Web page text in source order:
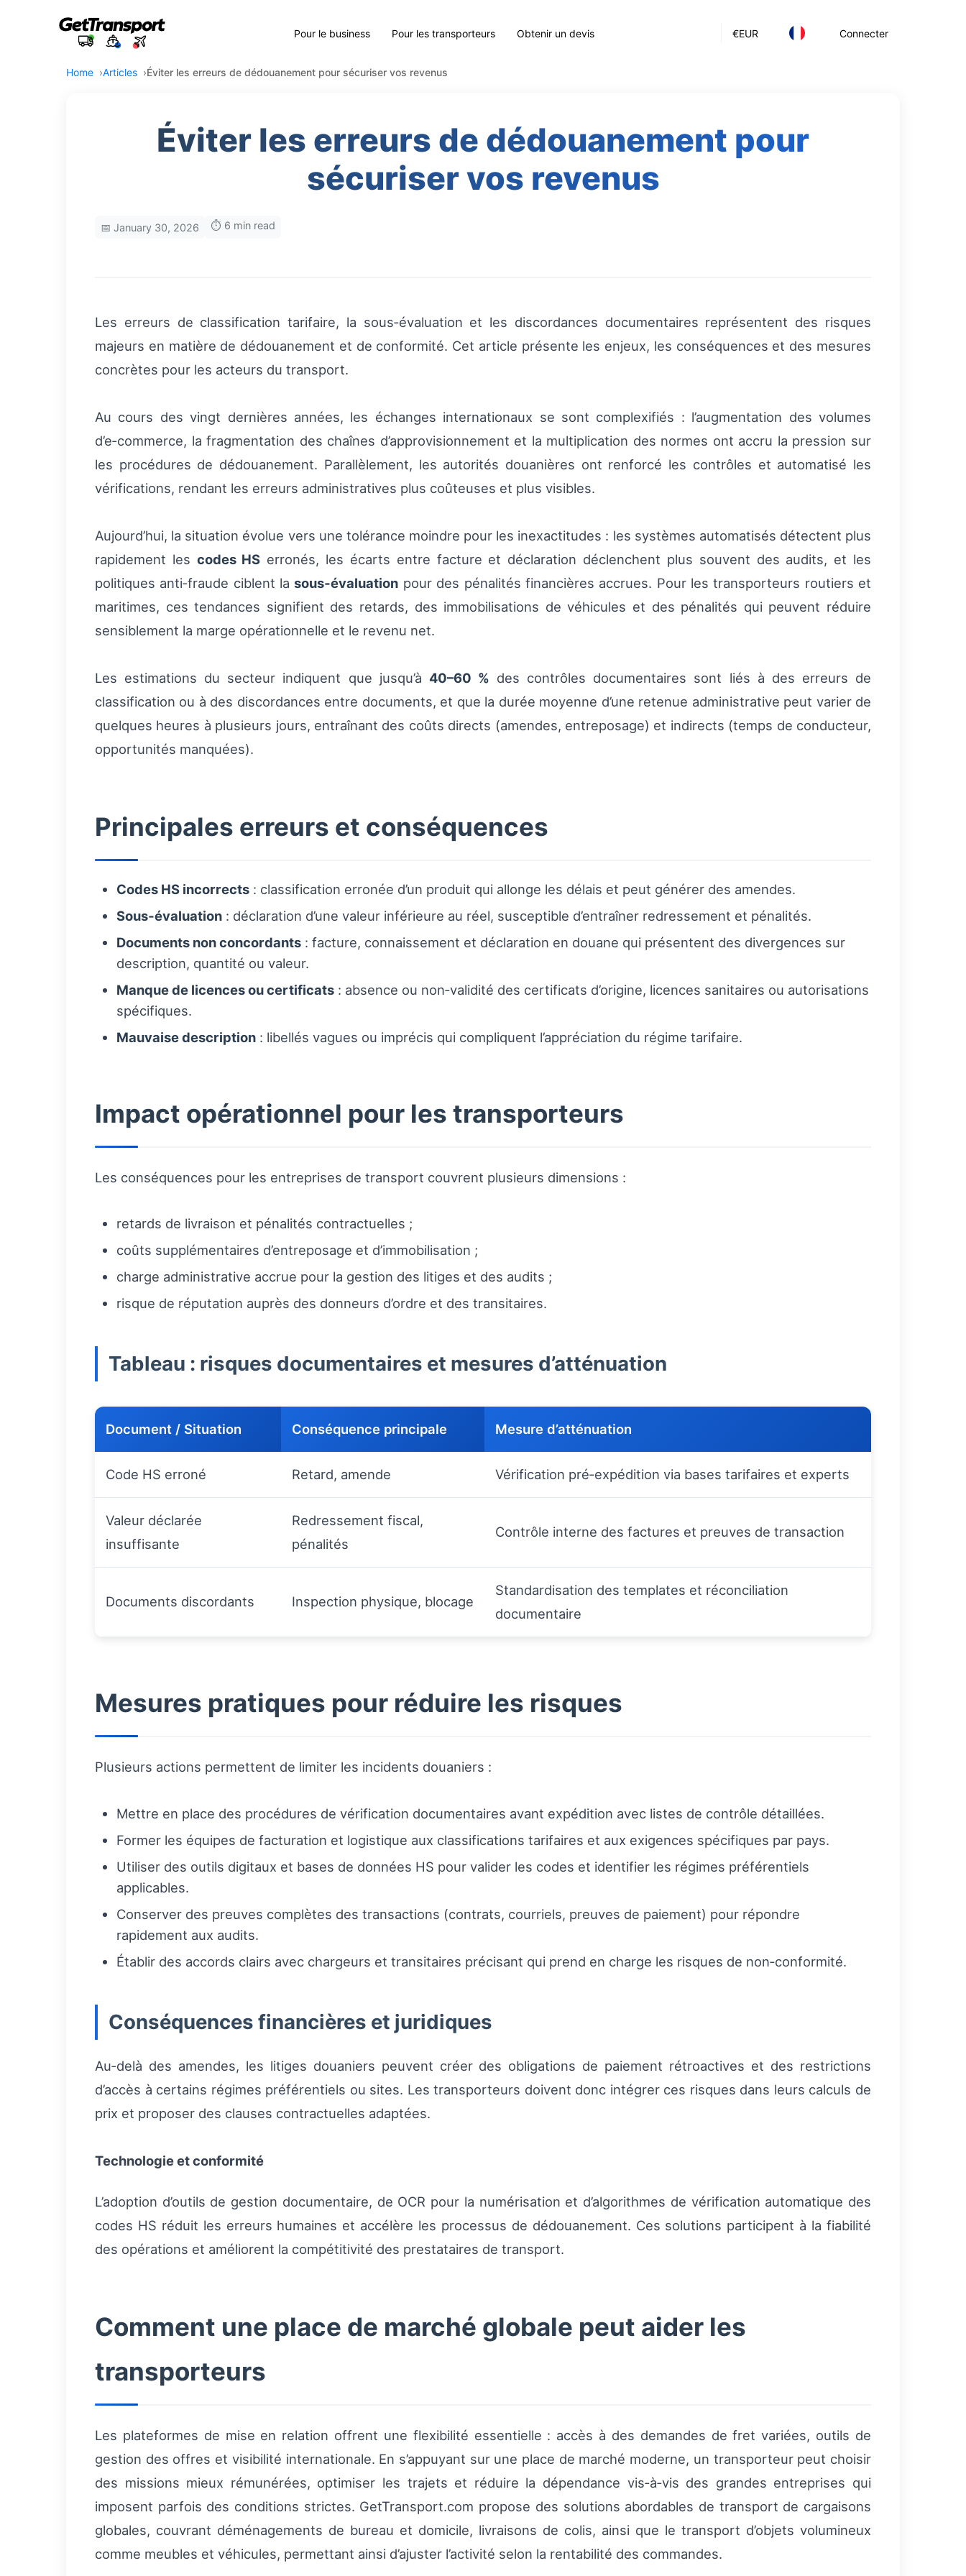
€EUR Connecter
Pour le business Pour les transporteurs Obtenir un devis
Home Articles Éviter les erreurs de dédouanement pour sécuriser vos revenus
Éviter les erreurs de dédouanement pour
sécuriser vos revenus
📅 January 30, 2026 ⏱️ 6 min read
Les erreurs de classification tarifaire, la sous‑évaluation et les discordances documentaires représentent des risques
majeurs en matière de dédouanement et de conformité. Cet article présente les enjeux, les conséquences et des mesures
concrètes pour les acteurs du transport.
Au cours des vingt dernières années, les échanges internationaux se sont complexifiés : l’augmentation des volumes
d’e‑commerce, la fragmentation des chaînes d’approvisionnement et la multiplication des normes ont accru la pression sur
les procédures de dédouanement. Parallèlement, les autorités douanières ont renforcé les contrôles et automatisé les
vérifications, rendant les erreurs administratives plus coûteuses et plus visibles.
Aujourd’hui, la situation évolue vers une tolérance moindre pour les inexactitudes : les systèmes automatisés détectent plus
rapidement les codes HS erronés, les écarts entre facture et déclaration déclenchent plus souvent des audits, et les
politiques anti‑fraude ciblent lasous‑évaluation pour des pénalités financières accrues. Pour les transporteurs routiers et
maritimes, ces tendances signifient des retards, des immobilisations de véhicules et des pénalités qui peuvent réduire
sensiblement la marge opérationnelle et le revenu net.
Les estimations du secteur indiquent que jusqu’à 40–60 % des contrôles documentaires sont liés à des erreurs de
classification ou à des discordances entre documents, et que la durée moyenne d’une retenue administrative peut varier de
quelques heures à plusieurs jours, entraînant des coûts directs (amendes, entreposage) et indirects (temps de conducteur,
opportunités manquées).
Principales erreurs et conséquences
Codes HS incorrects : classification erronée d’un produit qui allonge les délais et peut générer des amendes.
Sous‑évaluation : déclaration d’une valeur inférieure au réel, susceptible d’entraîner redressement et pénalités.
Documents non concordants : facture, connaissement et déclaration en douane qui présentent des divergences sur
description, quantité ou valeur.
Manque de licences ou certificats : absence ou non‑validité des certificats d’origine, licences sanitaires ou autorisations
spécifiques.
Mauvaise description : libellés vagues ou imprécis qui compliquent l’appréciation du régime tarifaire.
Impact opérationnel pour les transporteurs
Les conséquences pour les entreprises de transport couvrent plusieurs dimensions :
retards de livraison et pénalités contractuelles ;
coûts supplémentaires d’entreposage et d’immobilisation ;
charge administrative accrue pour la gestion des litiges et des audits ;
risque de réputation auprès des donneurs d’ordre et des transitaires.
Tableau : risques documentaires et mesures d’atténuation
Document / Situation Conséquence principale Mesure d’atténuation
Code HS erroné Retard, amende Vérification pré‑expédition via bases tarifaires et experts
Valeur déclarée
insuffisante
Redressement fiscal,
pénalités
Contrôle interne des factures et preuves de transaction
Documents discordants Inspection physique, blocage
Standardisation des templates et réconciliation
documentaire
Mesures pratiques pour réduire les risques
Plusieurs actions permettent de limiter les incidents douaniers :
Mettre en place des procédures de vérification documentaires avant expédition avec listes de contrôle détaillées.
Former les équipes de facturation et logistique aux classifications tarifaires et aux exigences spécifiques par pays.
Utiliser des outils digitaux et bases de données HS pour valider les codes et identifier les régimes préférentiels
applicables.
Conserver des preuves complètes des transactions (contrats, courriels, preuves de paiement) pour répondre
rapidement aux audits.
Établir des accords clairs avec chargeurs et transitaires précisant qui prend en charge les risques de non‑conformité.
Conséquences financières et juridiques
Au‑delà des amendes, les litiges douaniers peuvent créer des obligations de paiement rétroactives et des restrictions
d’accès à certains régimes préférentiels ou sites. Les transporteurs doivent donc intégrer ces risques dans leurs calculs de
prix et proposer des clauses contractuelles adaptées.
Technologie et conformité
L’adoption d’outils de gestion documentaire, de OCR pour la numérisation et d’algorithmes de vérification automatique des
codes HS réduit les erreurs humaines et accélère les processus de dédouanement. Ces solutions participent à la fiabilité
des opérations et améliorent la compétitivité des prestataires de transport.
Comment une place de marché globale peut aider les
transporteurs
Les plateformes de mise en relation offrent une flexibilité essentielle : accès à des demandes de fret variées, outils de
gestion des offres et visibilité internationale. En s’appuyant sur une place de marché moderne, un transporteur peut choisir
des missions mieux rémunérées, optimiser les trajets et réduire la dépendance vis‑à‑vis des grandes entreprises qui
imposent parfois des conditions strictes. GetTransport.com propose des solutions abordables de transport de cargaisons
globales, couvrant déménagements de bureau et domicile, livraisons de colis, ainsi que le transport d’objets volumineux
comme meubles et véhicules, permettant ainsi d’ajuster l’activité selon la rentabilité des commandes.